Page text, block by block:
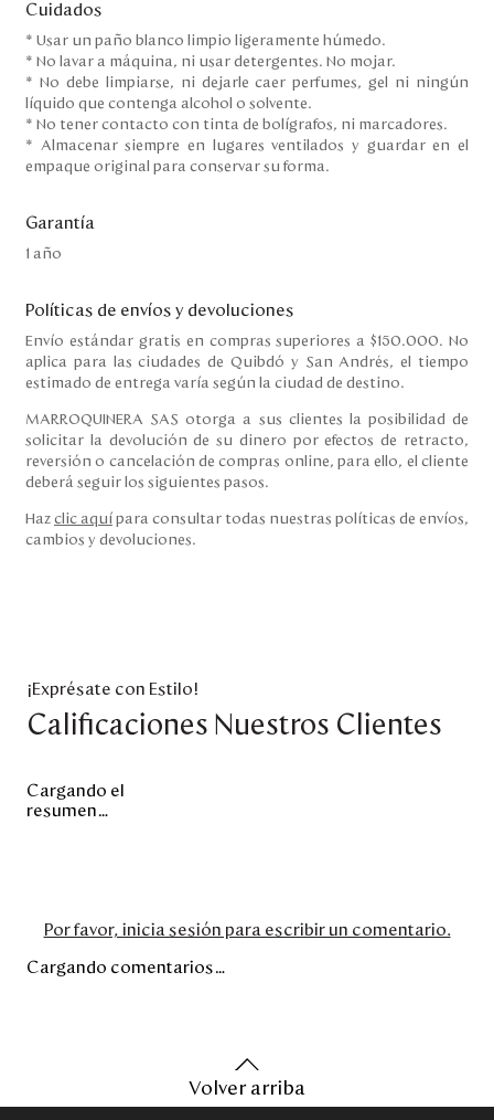
Cuidados
* Usar un paño blanco limpio ligeramente húmedo.
* No lavar a máquina, ni usar detergentes. No mojar.
* No debe limpiarse, ni dejarle caer perfumes, gel ni ningún
líquido que contenga alcohol o solvente.
* No tener contacto con tinta de bolígrafos, ni marcadores.
* Almacenar siempre en lugares ventilados y guardar en el
empaque original para conservar su forma.
Garantía
1 año
Políticas de envíos y devoluciones
Envío estándar gratis en compras superiores a $150.000. No
aplica para las ciudades de Quibdó y San Andrés, el tiempo
estimado de entrega varía según la ciudad de destino.
MARROQUINERA SAS otorga a sus clientes la posibilidad de
solicitar la devolución de su dinero por efectos de retracto,
reversión o cancelación de compras online, para ello, el cliente
deberá seguir los siguientes pasos.
Haz clic aquí para consultar todas nuestras políticas de envíos,
cambios y devoluciones.
¡Exprésate con Estilo!
Calificaciones Nuestros Clientes
Cargando el
resumen…
Por favor, inicia sesión para escribir un comentario.
Cargando comentarios…
Volver arriba